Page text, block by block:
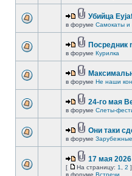
Убийца
в форуме Самокаты и
Посредник
в форуме Курилка
в форуме Не наши
24-го мая
в форуме Слеты-
Они таки
в форуме
17 мая
[ На страницу: 1 2 ]
в форуме Встречи